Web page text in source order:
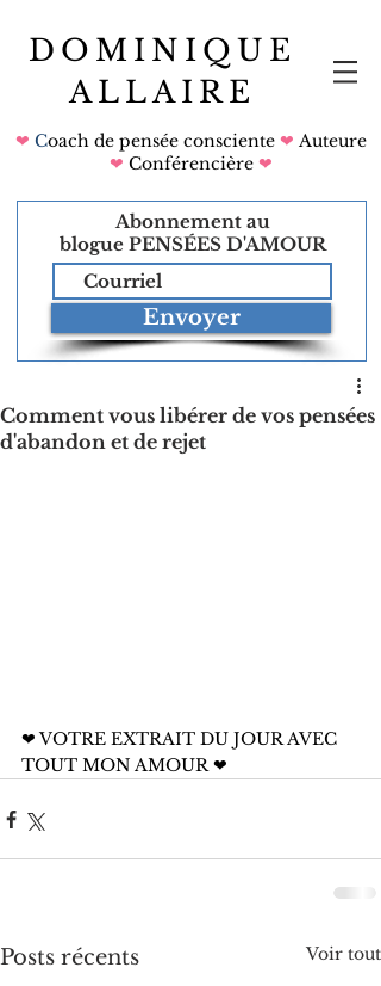
DOMINIQUE
ALLAIRE
❤ Coach de pensée consciente ❤ Auteure
❤ Conférencière ❤
Abonnement au
blogue PENSÉES D'AMOUR
Envoyer
Comment vous libérer de vos pensées
d'abandon et de rejet
❤ VOTRE EXTRAIT DU JOUR AVEC
TOUT MON AMOUR ❤
Posts récents Voir tout